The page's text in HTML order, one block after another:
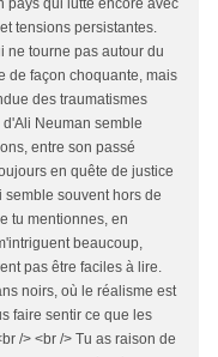
pays qui lutte encore avec
tensions persistantes.
ne tourne pas autour du
de façon choquante, mais
des traumatismes
Neuman semble
entre son passé
en quête de justice
souvent hors de
tu mentionnes, en
beaucoup,
pas être faciles à lire.
noirs, où le réalisme est
faire sentir ce que les
/> <br /> Tu as raison de